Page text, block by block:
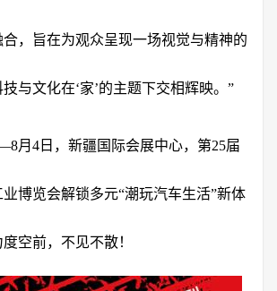
，旨在为观众呈现一场视觉与精神的
与文化在‘家’的主题下交相辉映。”
月4日，新疆国际会展中心，第25届
博览会解锁多元“潮玩汽车生活”新体
空前，不见不散！